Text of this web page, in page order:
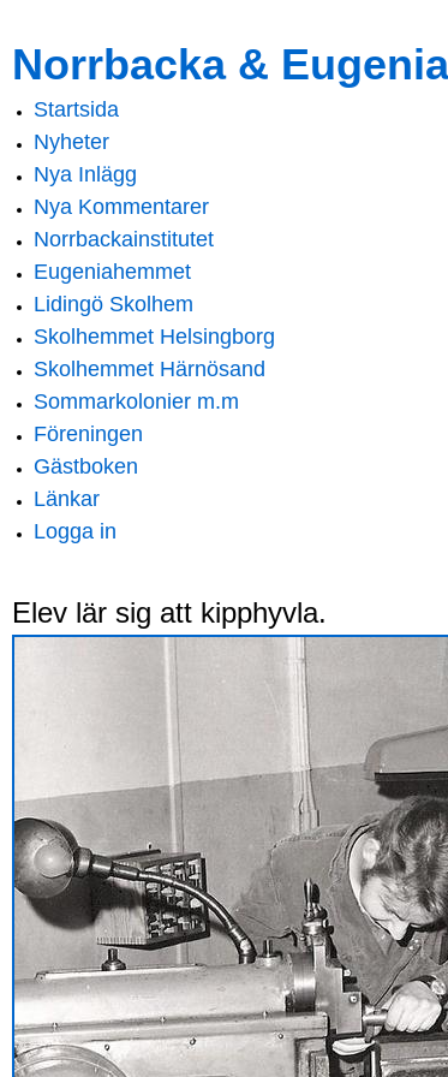
main
content
navigation
Norrbacka &
Main menu
Startsida
Nyheter
Nya Inlägg
Nya Kommentarer
Norrbackainstitutet
Eugeniahemmet
Lidingö Skolhem
Skolhemmet Helsingborg
Skolhemmet Härnösand
Sommarkolonier m.m
Föreningen
Gästboken
Länkar
Logga in
Elev lär sig att kipphyvla.